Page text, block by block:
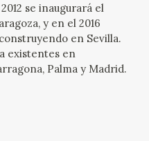
se inaugurará el
y en el 2016
en Sevilla.
existentes en
Palma y Madrid.